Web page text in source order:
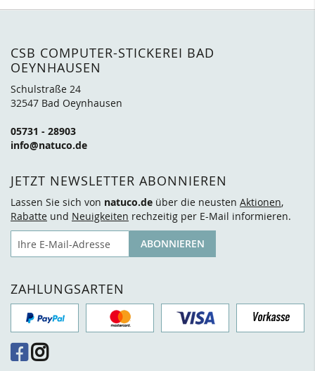
CSB COMPUTER-STICKEREI BAD
OEYNHAUSEN
Schulstraße 24
32547 Bad Oeynhausen
05731 - 28903
info@natuco.de
JETZT NEWSLETTER ABONNIEREN
Lassen Sie sich von natuco.de über die neusten Aktionen,
Rabatte und Neuigkeiten rechzeitig per E-Mail informieren.
ABONNIEREN
ZAHLUNGSARTEN